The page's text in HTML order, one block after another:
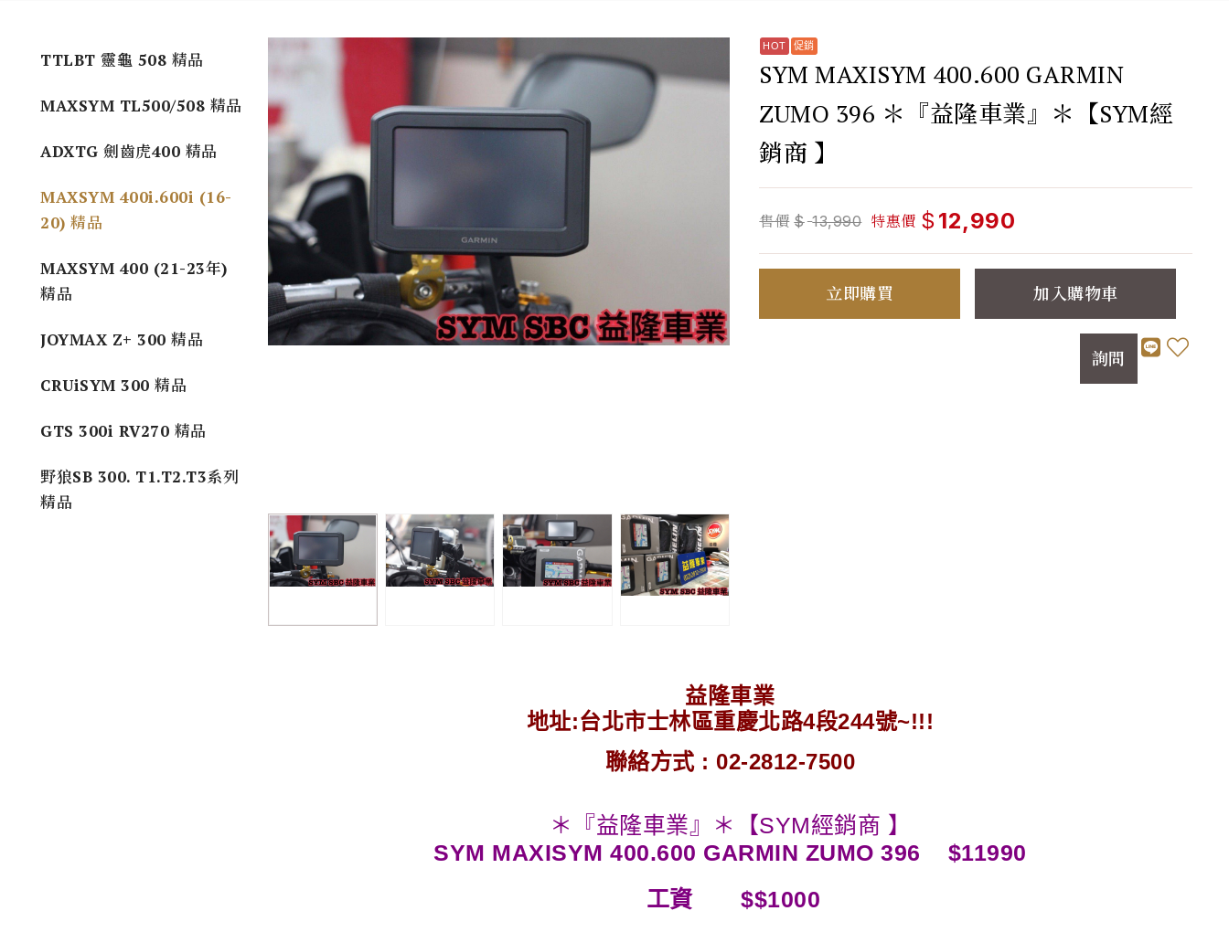
TTLBT 靈龜 508 精品
MAXSYM TL500/508 精品
ADXTG 劍齒虎400 精品
MAXSYM 400i.600i (16-
20) 精品
MAXSYM 400 (21-23年)
精品
JOYMAX Z+ 300 精品
CRUiSYM 300 精品
GTS 300i RV270 精品
野狼SB 300. T1.T2.T3系列
精品
SYM MAXISYM 400.600 GARMIN
ZUMO 396 ＊『益隆車業』＊【SYM經
銷商 】
售價 $ 13,990 特惠價 $ 12,990
立即購買 加入購物車
詢問
益隆車業
地址:台北市士林區重慶北路4段244號~!!!
聯絡方式 : 02-2812-7500
＊『益隆車業』＊【SYM經銷商 】
SYM MAXISYM 400.600 GARMIN ZUMO 396 $11990
工資$$1000